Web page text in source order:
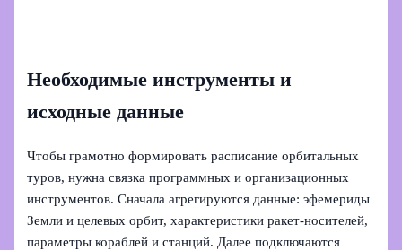
Необходимые инструменты и
исходные данные
Чтобы грамотно формировать расписание орбитальных
туров, нужна связка программных и организационных
инструментов. Сначала агрегируются данные: эфемериды
Земли и целевых орбит, характеристики ракет-носителей,
параметры кораблей и станций. Далее подключаются